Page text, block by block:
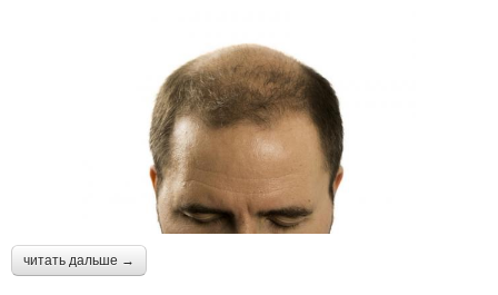
читать дальше →